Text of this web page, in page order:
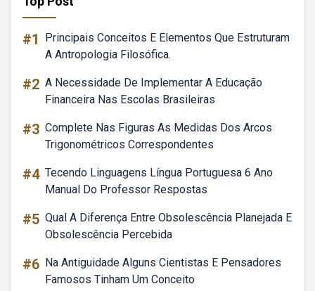
#1
Principais Conceitos E Elementos Que Estruturam
A Antropologia Filosófica.
#2 A Necessidade De Implementar A Educação
Financeira Nas Escolas Brasileiras
#3 Complete Nas Figuras As Medidas Dos Arcos
Trigonométricos Correspondentes
#4 Tecendo Linguagens Língua Portuguesa 6 Ano
Manual Do Professor Respostas
#5 Qual A Diferença Entre Obsolescência Planejada E
Obsolescência Percebida
#6 Na Antiguidade Alguns Cientistas E Pensadores
Famosos Tinham Um Conceito